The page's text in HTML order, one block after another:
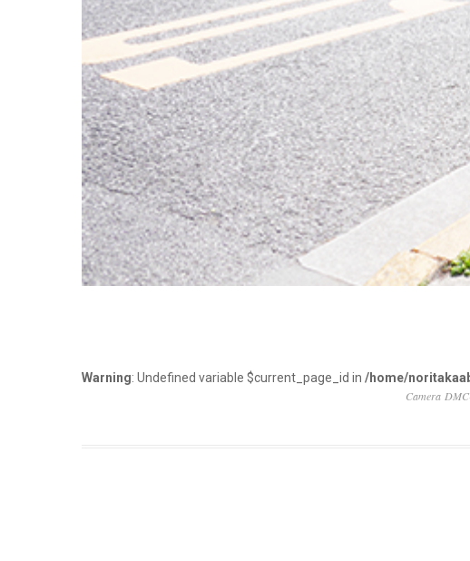
Warning: Undefined variable $current_page_id in /home/
Camera